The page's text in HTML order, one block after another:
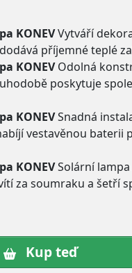
KONEVVytváří
příjemné teplé
KONEVOdolná
poskytuje
KONEVSnadná
vestavěnou baterii
KONEVSolární lampa
za soumraku a šetří
Kup teď